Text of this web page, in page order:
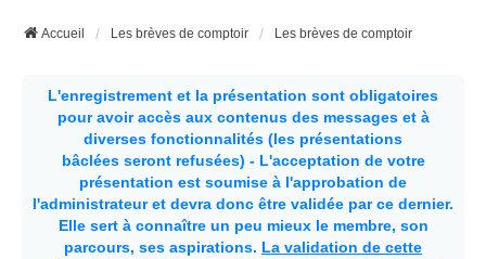
Accueil Les brèves de comptoir Les brèves de comptoir
L'enregistrement et la présentation sont obligatoires
pour avoir accès aux contenus des messages et à
diverses fonctionnalités (les présentations
bâclées seront refusées) - L'acceptation de votre
présentation est soumise à l'approbation de
l'administrateur et devra donc être validée par ce dernier.
Elle sert à connaître un peu mieux le membre, son
parcours, ses aspirations. La validation de cette